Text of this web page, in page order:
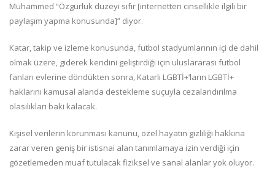
Muhammed “Özgürlük düzeyi sıfır [internetten cinsellikle ilgili bir
paylaşım yapma konusunda]” diyor.
Katar, takip ve izleme konusunda, futbol stadyumlarının içi de dahil
olmak üzere, giderek kendini geliştirdiği için uluslararası futbol
fanları evlerine döndükten sonra, Katarlı LGBTİ+’ların LGBTİ+
haklarını kamusal alanda destekleme suçuyla cezalandırılma
olasılıkları baki kalacak.
Kişisel verilerin korunması kanunu, özel hayatın gizliliği hakkına
zarar veren geniş bir istisnai alan tanımlamaya izin verdiği için
gözetlemeden muaf tutulacak fiziksel ve sanal alanlar yok oluyor.